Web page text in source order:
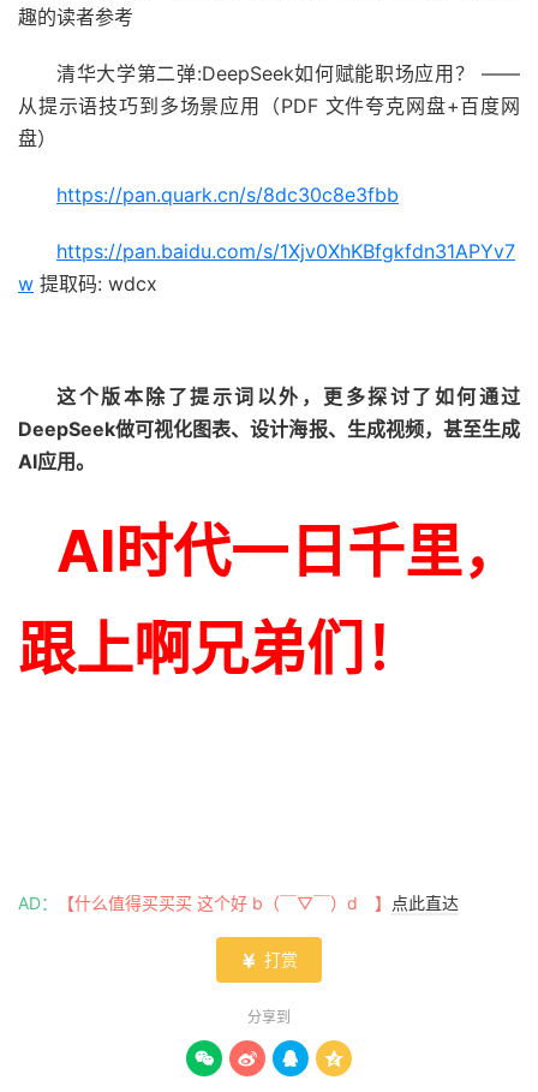
趣的读者参考
清华大学第二弹:DeepSeek如何赋能职场应用？ ——
从提示语技巧到多场景应用（PDF 文件夸克网盘+百度网
盘）
https://pan.quark.cn/s/8dc30c8e3fbb
https://pan.baidu.com/s/1Xjv0XhKBfgkfdn31APYv7
w 提取码: wdcx
这个版本除了提示词以外， 更多探讨了如何通过
DeepSeek做可视化图表、设计海报、生成视频，甚至生成
AI应用。
AI时代一日千里，
跟上啊兄弟们！
AD： 【什么值得买买买 这个好 b（￣▽￣）d 】 点此直达
 打赏
分享到
   